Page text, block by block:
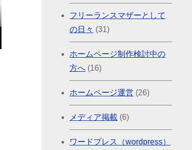
フリーランスマザーとして
の日々 (31)
ホームページ制作検討中の
方へ (16)
ホームページ運営 (26)
メディア掲載 (6)
ワードプレス（wordpress）